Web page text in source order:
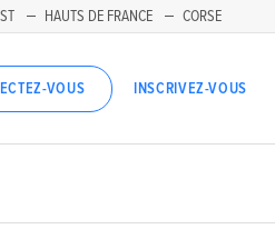
HAUTS DE FRANCE CORSE
VOUS INSCRIVEZ-VOUS